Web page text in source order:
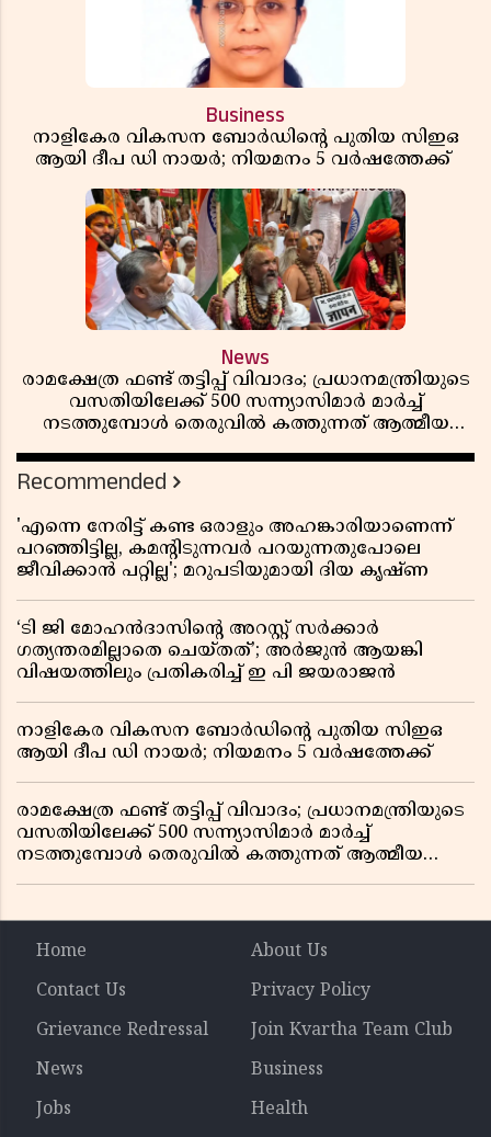
Business
നാളികേര വികസന ബോർഡിൻ്റെ പുതിയ സിഇഒ
ആയി ദീപ ഡി നായർ; നിയമനം 5 വർഷത്തേക്ക് ​​​​​​​
News
രാമക്ഷേത്ര ഫണ്ട് തട്ടിപ്പ് വിവാദം; പ്രധാനമന്ത്രിയുടെ
വസതിയിലേക്ക് 500 സന്ന്യാസിമാർ മാർച്ച്
നടത്തുമ്പോൾ തെരുവിൽ കത്തുന്നത് ആത്മീയ
Recommended
'എന്നെ നേരിട്ട് കണ്ട ഒരാളും അഹങ്കാരിയാണെന്ന്
പറഞ്ഞിട്ടില്ല, കമൻ്റിടുന്നവർ പറയുന്നതുപോലെ
ജീവിക്കാൻ പറ്റില്ല'; മറുപടിയുമായി ദിയ കൃഷ്ണ
‘ടി ജി മോഹൻദാസിൻ്റെ അറസ്റ്റ് സർക്കാർ
ഗത്യന്തരമില്ലാതെ ചെയ്തത്’; അർജുൻ ആയങ്കി
വിഷയത്തിലും പ്രതികരിച്ച് ഇ പി ജയരാജൻ
നാളികേര വികസന ബോർഡിൻ്റെ പുതിയ സിഇഒ
ആയി ദീപ ഡി നായർ; നിയമനം 5 വർഷത്തേക്ക് ​​​​​​​
രാമക്ഷേത്ര ഫണ്ട് തട്ടിപ്പ് വിവാദം; പ്രധാനമന്ത്രിയുടെ
വസതിയിലേക്ക് 500 സന്ന്യാസിമാർ മാർച്ച്
നടത്തുമ്പോൾ തെരുവിൽ കത്തുന്നത് ആത്മീയ
Home
About Us
Contact Us
Privacy Policy
Grievance Redressal
Join Kvartha Team Club
News
Business
Jobs
Health